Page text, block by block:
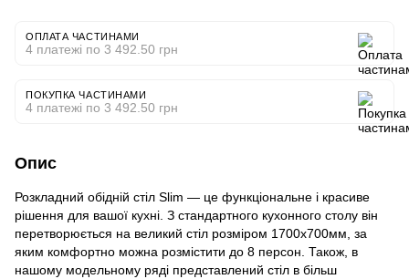
ОПЛАТА ЧАСТИНАМИ
4 платежі по 3 492.50 грн
ПОКУПКА ЧАСТИНАМИ
4 платежі по 3 492.50 грн
Опис
Розкладний обідній стіл Slim — це функціональне і красиве
рішення для вашої кухні. З стандартного кухонного столу він
перетворюється на великий стіл розміром 1700х700мм, за
яким комфортно можна розмістити до 8 персон. Також, в
нашому модельному ряді представлений стіл в більш